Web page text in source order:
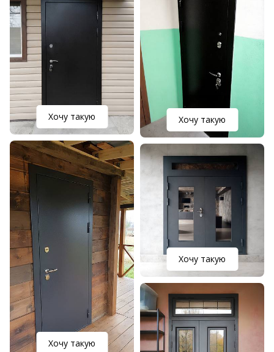
Хочу такую
Хочу такую
Хочу такую
Хочу такую